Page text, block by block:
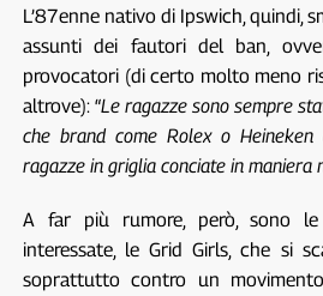
L’87enne nativo di Ipswich, quindi,
assunti dei fautori del ban,
provocatori (di certo molto meno
altrove): “Le ragazze sono sempre
che brand come Rolex o
ragazze in griglia conciate in maniera
A far più rumore, però, sono
interessate, le Grid Girls, che si
soprattutto contro un